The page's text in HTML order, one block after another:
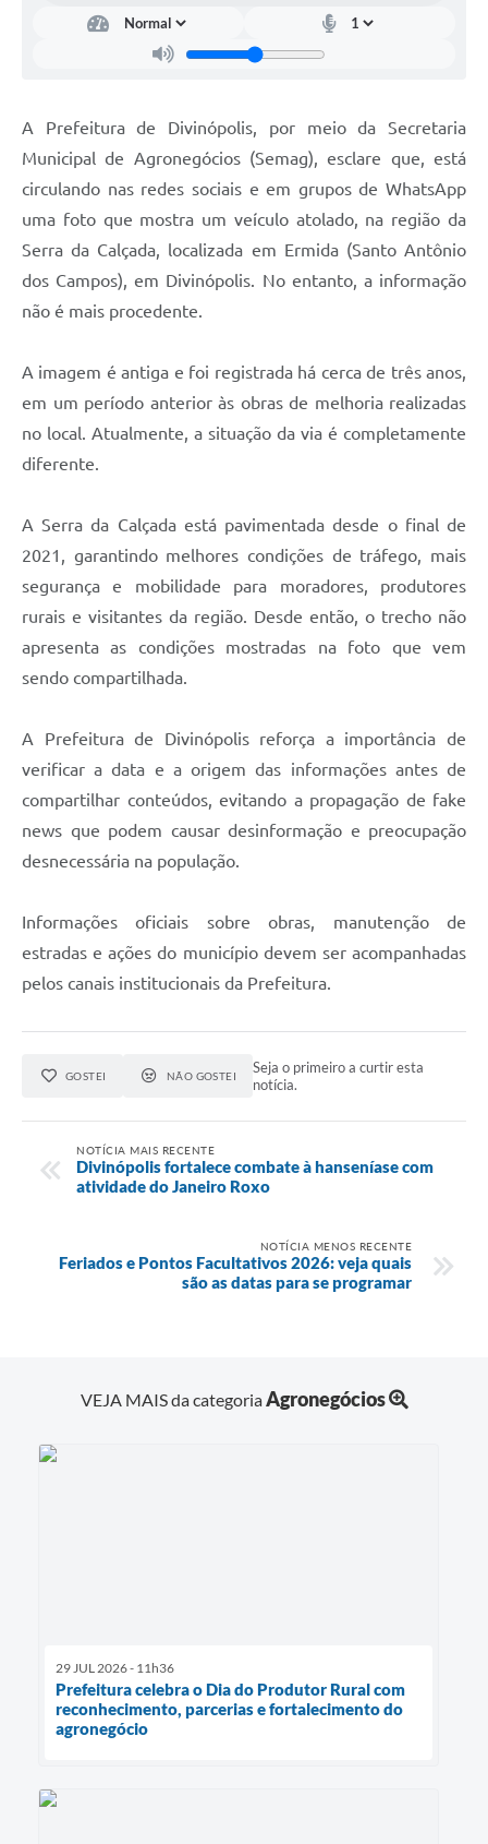
A Prefeitura de Divinópolis, por meio da Secretaria
Municipal de Agronegócios (Semag), esclare que, está
circulando nas redes sociais e em grupos de WhatsApp
uma foto que mostra um veículo atolado, na região da
Serra da Calçada, localizada em Ermida (Santo Antônio
dos Campos), em Divinópolis. No entanto, a informação
não é mais procedente.
A imagem é antiga e foi registrada há cerca de três anos,
em um período anterior às obras de melhoria realizadas
no local. Atualmente, a situação da via é completamente
diferente.
A Serra da Calçada está pavimentada desde o final de
2021, garantindo melhores condições de tráfego, mais
segurança e mobilidade para moradores, produtores
rurais e visitantes da região. Desde então, o trecho não
apresenta as condições mostradas na foto que vem
sendo compartilhada.
A Prefeitura de Divinópolis reforça a importância de
verificar a data e a origem das informações antes de
compartilhar conteúdos, evitando a propagação de fake
news que podem causar desinformação e preocupação
desnecessária na população.
Informações oficiais sobre obras, manutenção de
estradas e ações do município devem ser acompanhadas
pelos canais institucionais da Prefeitura.
GOSTEI NÃO GOSTEI
Seja o primeiro a curtir esta
notícia.
NOTÍCIA MAIS RECENTE
Divinópolis fortalece combate à hanseníase com
atividade do Janeiro Roxo
NOTÍCIA MENOS RECENTE
Feriados e Pontos Facultativos 2026: veja quais
são as datas para se programar
VEJA MAIS da categoriaAgronegócios
29 JUL 2026 - 11h36
Prefeitura celebra o Dia do Produtor Rural com
reconhecimento, parcerias e fortalecimento do
agronegócio